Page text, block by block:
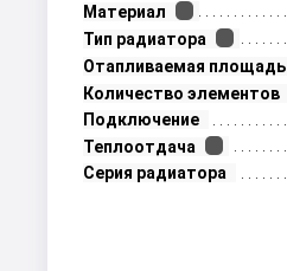
Материал
Тип радиатора
Отапливаемая площадь
Количество элементов
Подключение
Теплоотдача
Серия радиатора